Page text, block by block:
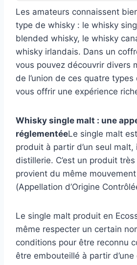
maltée dans ce mélange apporte
et de piquant
LE SAVOIR-FAIRE JAPONAIS :
distillerie Eigashima, la première
licence de distillation au Japon La
sur un savoir-faire séculaire
production de spiritueux
que l’Umeshu, le Saké ou le
spécifique du Japon, les étés
froids permettent aux whiskies
d’un vieillissement plus rapide,
complexité et richesse
PEUT ÊTRE DÉGUSTÉ DE
: Peut être dégusté pur ou à la
traditionnelle : dans un verre
Les amateurs connaissent
type de whisky : le whisky
blended whisky, le whisky
whisky irlandais. Dans un
vous pouvez découvrir divers
de l’union de ces quatre
vous offrir une expérience
Whisky single malt : une
réglementéeLe single malt
produit à partir d’un seul malt,
distillerie. C’est un produit
provient du même mouvement
(Appellation d’Origine
Le single malt produit en
même respecter un certain
conditions pour être reconnu
être embouteillé à partir